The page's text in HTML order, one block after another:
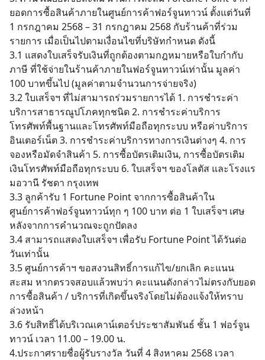
Search
for:
ยอดการซื้อสินค้าภายในศูนย์การค้าฟอร์จูนทาวน์ ตั้งแต่วันที่
1 กรกฎาคม 2568 – 31 กรกฎาคม 2568 กับร้านค้าที่ร่วม
รายการ เมื่อเป็นไปตามเงื่อนไขที่บริษัทกำหนด ดังนี้
3.1 แสดงใบเสร็จรับเงินที่ถูกต้องตามกฎหมายหรือใบกำกับ
ภาษี ที่ใช้จ่ายในร้านค้าภายในฟอร์จูนทาวน์เท่านั้น มูลค่า
100 บาทขึ้นไป (มูลค่าตามจำนวนการจ่ายจริง)
3.2 ใบเสร็จฯ ที่ไม่สามารถร่วมรายการได้ 1. การชำระค่า
บริการสาธารณูปโภคทุกชนิด 2. การชำระค่าบริการ
โทรศัพท์พื้นฐานและโทรศัพท์มือถือทุกระบบ หรือค่าบริการ
อินเตอร์เน็ต 3. การชำระค่าบริการทางการเงินต่างๆ 4. การ
จองหรือมัดจำสินค้า 5. การซื้อบัตรเติมเงิน, การซื้อบัตรเติม
เงินโทรศัพท์มือถือทุกระบบ 6. ใบเสร็จฯ ของโลตัส และโรงแร
มอวานี รัชดา กรุงเทพ
3.3 ลูกค้ารับ 1 Fortune Point จากการซื้อสินค้าใน
ศูนย์การค้าฟอร์จูนทาวน์ทุก ๆ 100 บาท ต่อ 1 ใบเสร็จฯ เศษ
หลังจากการคำนวณจะถูกปัดลง
3.4 สามารถแสดงใบเสร็จฯ เพื่อรับ Fortune Point ได้วันต่อ
วันเท่านั้น
3.5 ศูนย์การค้าฯ ขอสงวนสิทธิ์การแก้ไข/ยกเลิก คะแนน
สะสม หากตรวจสอบแล้วพบว่า คะแนนดังกล่าวไม่ตรงกับยอด
การซื้อสินค้า / บริการที่เกิดขึ้นจริงโดยไม่ต้องแจ้งให้ทราบ
ล่วงหน้า
3.6 รับสิทธิ์ได้บริเวณเคาน์เตอร์ประชาสัมพันธ์ ชั้น 1 ฟอร์จูน
ทาวน์ เวลา 11.00 – 19.00 น.
4.ประกาศรายชื่อผู้รับรางวัล วันที่ 4 สิงหาคม 2568 เวลา